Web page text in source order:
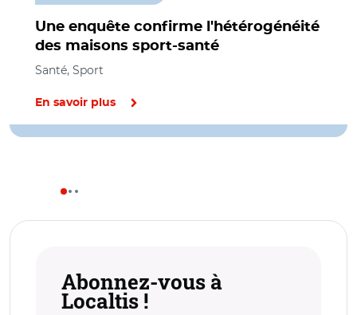
Une enquête confirme l'hétérogénéité
des maisons sport-santé
Santé, Sport
En savoir plus
Abonnez-vous à
Localtis !